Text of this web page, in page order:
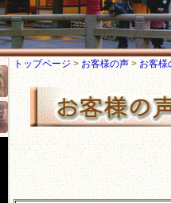
トップページ> お客様の声 > お客